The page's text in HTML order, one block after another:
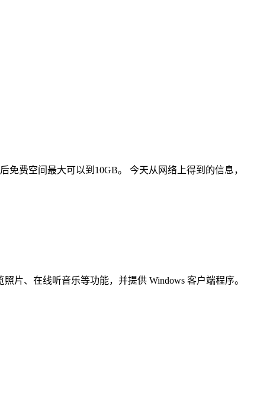
费空间最大可以到10GB。 今天从网络上得到的信息，
片、在线听音乐等功能，并提供 Windows 客户端程序。